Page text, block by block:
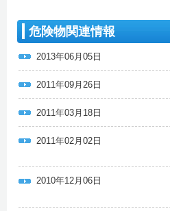
危険物関連情報
2013年06月05日
2011年09月26日
2011年03月18日
2011年02月02日
2010年12月06日